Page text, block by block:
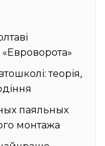
теорія,
паяльных
монтажа